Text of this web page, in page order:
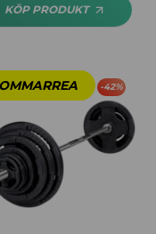
KÖP PRODUKT
-42%